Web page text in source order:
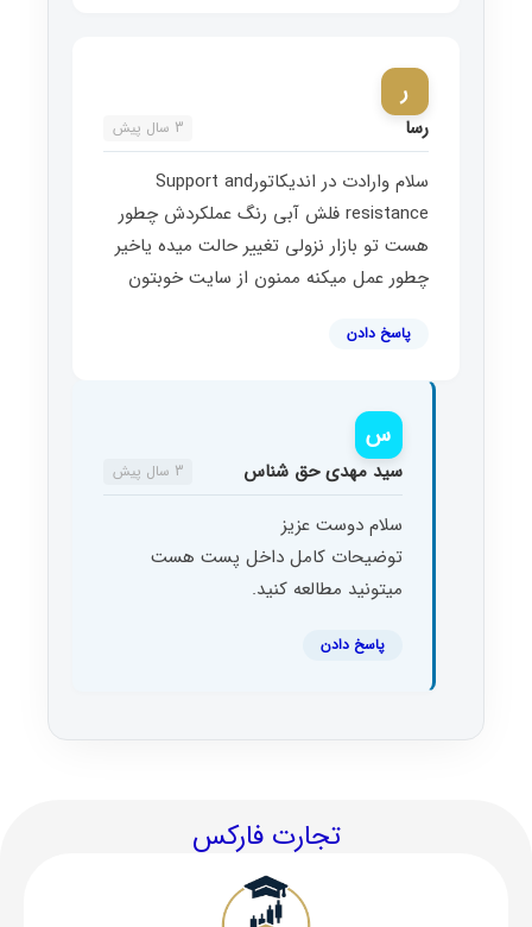
ر
رسا 3 سال پیش
سلام وارادت در اندیکاتورSupport and
resistance فلش آبی رنگ عملکردش چطور
هست تو بازار نزولی تغییر حالت میده یاخیر
چطور عمل میکنه ممنون از سایت خوبتون
پاسخ دادن
س
سید مهدی حق شناس 3 سال پیش
سلام دوست عزیز
توضیحات کامل داخل پست هست
میتونید مطالعه کنید.
پاسخ دادن
تجارت فارکس